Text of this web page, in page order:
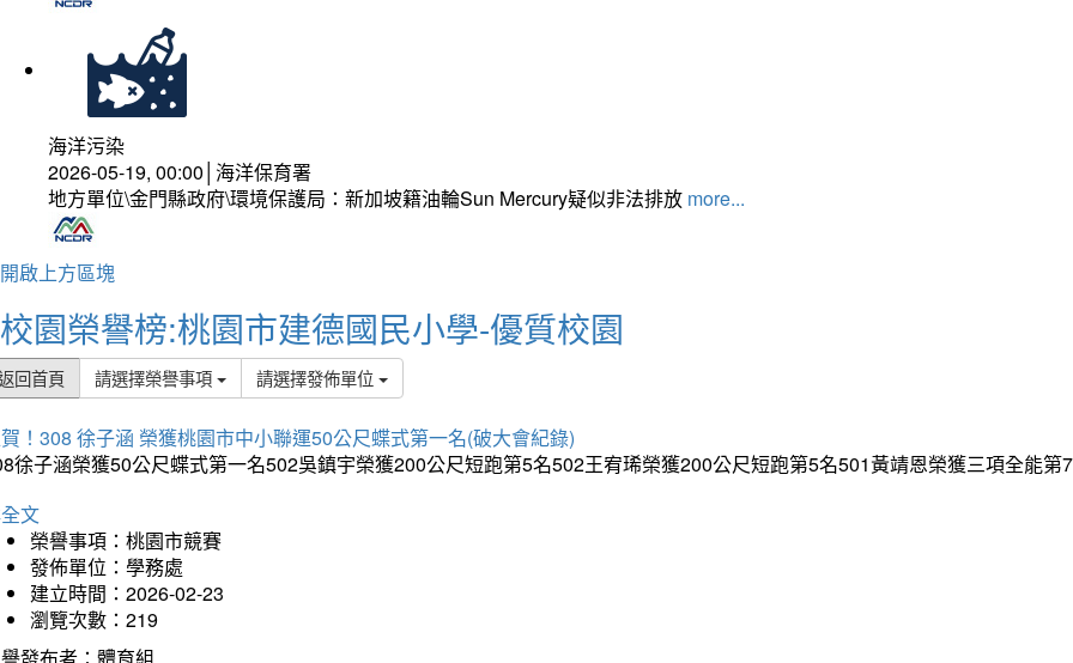
海洋污染
2026-05-19, 00:00│海洋保育署
地方單位\金門縣政府\環境保護局：新加坡籍油輪Sun Mercury疑似非法排放 more...
開啟上方區塊
校園榮譽榜:桃園市建德國民小學-優質校園
回首頁 請選擇榮譽事項 請選擇發佈單位
！308 徐子涵 榮獲桃園市中小聯運50公尺蝶式第一名(破大會紀錄)
徐子涵榮獲50公尺蝶式第一名502吳鎮宇榮獲200公尺短跑第5名502王宥琋榮獲200公尺短跑第5名501黃靖恩榮獲三項全能第
文
榮譽事項：桃園市競賽
發佈單位：學務處
建立時間：2026-02-23
瀏覽次數：219